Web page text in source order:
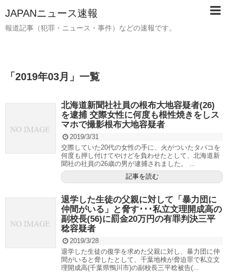
JAPANニュース速報
報道記事（犯罪・ニュース・事件）などの速報です。
「 2019年03月 」 一覧
北海道新聞社社員の根布大地容疑者(26)
を逮捕 交際女性に何度も根性焼きをしス
マホで撮影根布大地容疑者
2019/3/31
交際していた20代の女性の手に、火がついたタバコを
何度も押し付けてやけどを負わせたとして、北海道新
聞社の社員の26歳の男が逮捕されました。 ...
記事を読む
退学した生徒の父親に対して「暴力団に
仲間がいる」と脅す･･･私立文理開成高の
副校長(56)に罰金20万円の有罪判決三平
稔容疑者
2019/3/28
退学した生徒の復学を求めた父親に対し、暴力団に仲
間がいると脅したとして、千葉地検が脅迫罪で私立文
理開成高(千葉県鴨川市)の副校長三平稔被告(...